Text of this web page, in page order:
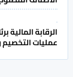
الرقابة
عمليات التخصيم